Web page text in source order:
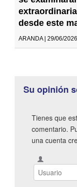
desde este
ARANDA | 29/06/2026
Su opinión
Tienes que
comentario.
una cuenta